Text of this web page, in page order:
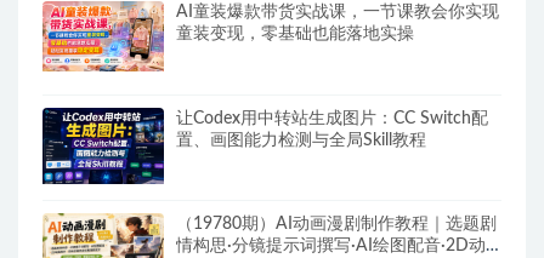
AI童装爆款带货实战课，一节课教会你实现
童装变现，零基础也能落地实操
让Codex用中转站生成图片：CC Switch配
置、画图能力检测与全局Skill教程
（19780期）AI动画漫剧制作教程｜选题剧
情构思·分镜提示词撰写·AI绘图配音·2D动